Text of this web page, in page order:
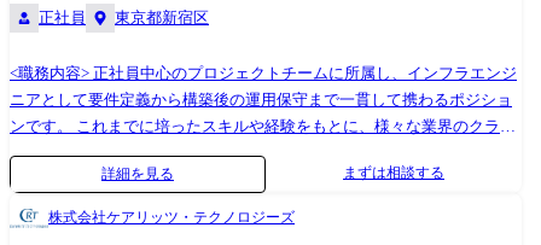
をしていきたいと考えており、現在プライムベンダーとしてSI案件を獲
ロジェクト推進、後進育成などを担っていただける方、ご一緒に事業拡
大を牽引いただける方を幹部候補としてお迎えしています。そのため経
営課題解決への取り組みにも横断的に取り組むことが可能です。 「従事
する業務の内容」 雇入れ直後:システム関連業務全般 変更の範囲:シス
テム関連業務全般及び会社の定める業務全般
正社員 東京都新宿区
<職務内容> 正社員中心のプロジェクトチームに所属し、インフラエンジ
ニアとして要件定義から構築後の運用保守まで一貫して携わるポジショ
ンです。 これまでに培ったスキルや経験をもとに、様々な業界のクライ
アントに貢献することが可能です。 「従事する業務の内容」 雇入れ直
後:システム関連業務全般 変更の範囲:システム関連業務全般及び会社の
定める業務全般
詳細を見る まずは相談する
株式会社ケアリッツ・テクノロジーズ